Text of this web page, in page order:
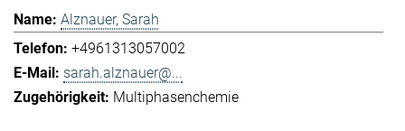
Alznauer, Sarah
+4961313057002
sarah.alznauer@...
Multiphasenchemie